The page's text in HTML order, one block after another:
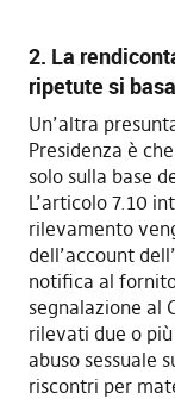
2. La
ripetute si
Un’altra
Presidenza è
solo sulla base
L’articolo 7.10
rilevamento
dell’account
notifica al
segnalazione al
rilevati due o
abuso sessuale
riscontri per